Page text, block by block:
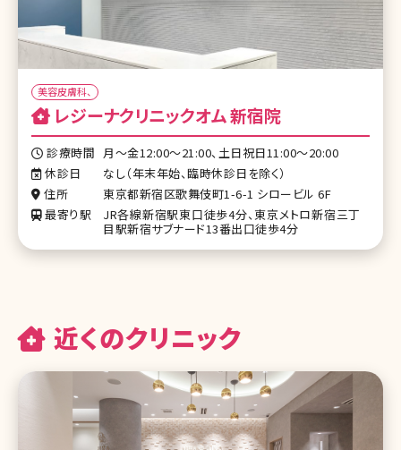
美容皮膚科、
レジーナクリニックオム 新宿院
診療時間 月～金12:00～21:00、土日祝日11:00～20:00
休診日
なし（年末年始、臨時休診日を除く）
住所
東京都新宿区歌舞伎町1-6-1 シロービル 6F
最寄り駅
JR各線新宿駅東口徒歩4分、東京メトロ新宿三丁
目駅新宿サブナード13番出口徒歩4分
近くのクリニック